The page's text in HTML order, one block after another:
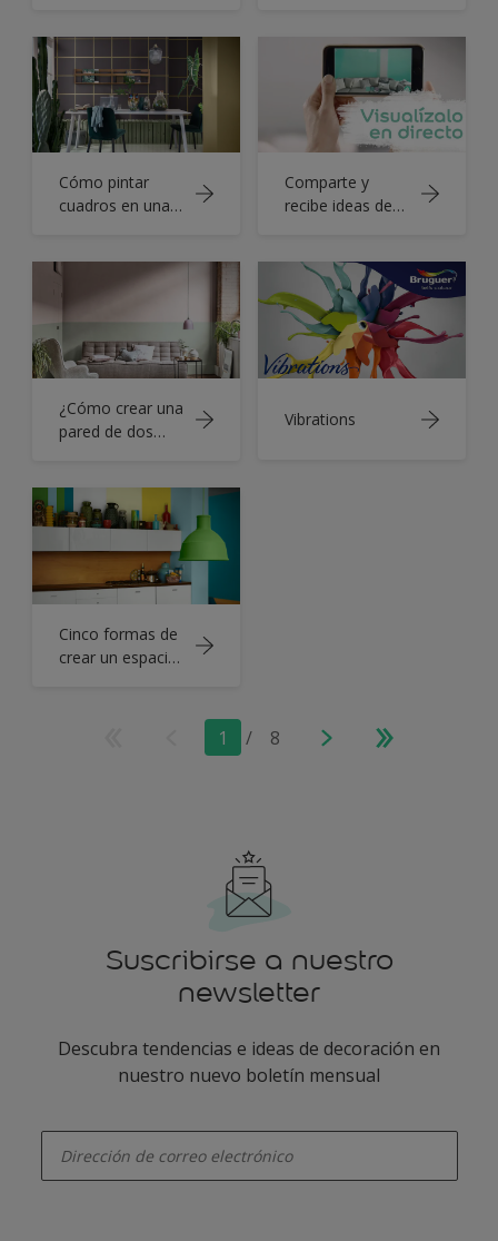
Cómo pintar
cuadros en una
Bruguer
Comparte y
recibe ideas de
familiares y
expertos con la
nueva Bruguer
Visualizer
¿Cómo crear una
pared de dos
Vibrations
Cinco formas de
crear un espacio
1 / 8
Suscribirse a nuestro
newsletter
Descubra tendencias e ideas de decoración en
nuestro nuevo boletín mensual